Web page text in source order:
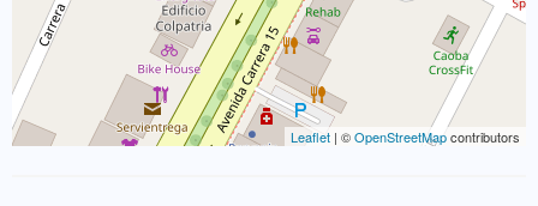
Leaflet | ©OpenStreetMapcontributors